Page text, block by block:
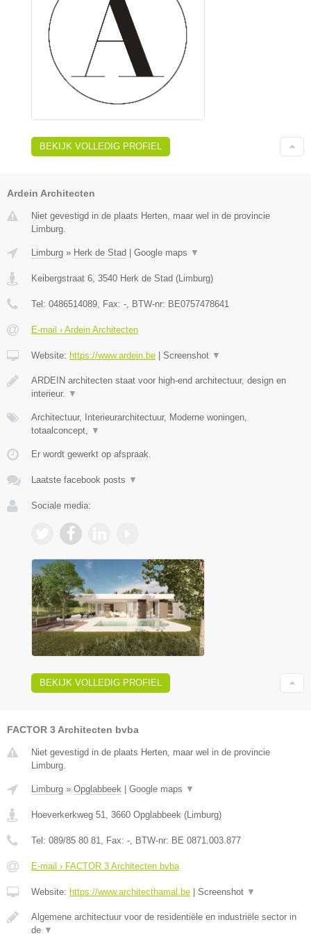
BEKIJK VOLLEDIG PROFIEL
Ardein Architecten
Niet gevestigd in de plaats Herten, maar wel in de provincie
Limburg.
Limburg » Herk de Stad Google maps ▼
Keibergstraat 6, 3540 Herk de Stad (Limburg)
Tel: 0486514089, Fax: -, BTW-nr: BE0757478641
E-mail › Ardein Architecten
Website: https://www.ardein.be Screenshot ▼
ARDEIN architecten staat voor high-end architectuur, design en
interieur. ▼
Architectuur, Interieurarchitectuur, Moderne woningen,
totaalconcept, ▼
Er wordt gewerkt op afspraak.
Laatste facebook posts ▼
Sociale media:
BEKIJK VOLLEDIG PROFIEL
FACTOR 3 Architecten bvba
Niet gevestigd in de plaats Herten, maar wel in de provincie
Limburg.
Limburg » Opglabbeek Google maps ▼
Hoeverkerkweg 51 3660 Opglabbeek ( Limburg)
Tel: 089/85 80 81 , Fax: - , BTW-nr: BE 0871.003.877
E-mail › FACTOR 3 Architecten bvba
Website: https://www.architecthamal.be Screenshot ▼
Algemene architectuur voor de residentiële en industriële sector in
de ▼